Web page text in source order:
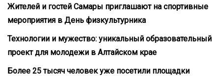
Жителей и гостей Самары приглашают на спортивные
мероприятия в День физкультурника
Технологии и мужество: уникальный образовательный
проект для молодежи в Алтайском крае
Более 25 тысяч человек уже посетили площадки